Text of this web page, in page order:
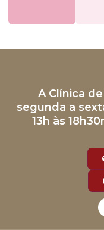
A Clínica
segunda a
13h às